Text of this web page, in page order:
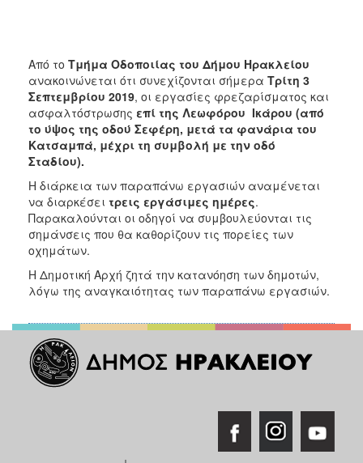
2013
2012
2011
2010
2006
ΔΗΜΟΤΗΣ
ΕΠΙΣΚΕΠΤΗΣ
ΗΡΑΚΛΕΙΟ
ΓΙΑ...
Από το Τμήμα Οδοποιίας του Δήμου Ηρακλείου
ανακοινώνεται ότι συνεχίζονται σήμερα Τρίτη 3
Σεπτεμβρίου 2019, οι εργασίες φρεζαρίσματος και
ασφαλτόστρωσης επί της Λεωφόρου Ικάρου (από
το ύψος της οδού Σεφέρη, μετά τα φανάρια του
Κατσαμπά, μέχρι τη συμβολή με την οδό
Σταδίου).
Η διάρκεια των παραπάνω εργασιών αναμένεται
να διαρκέσει τρεις εργάσιμες ημέρες.
Παρακαλούνται οι οδηγοί να συμβουλεύονται τις
σημάνσεις που θα καθορίζουν τις πορείες των
οχημάτων.
Η Δημοτική Αρχή ζητά την κατανόηση των δημοτών,
λόγω της αναγκαιότητας των παραπάνω εργασιών.